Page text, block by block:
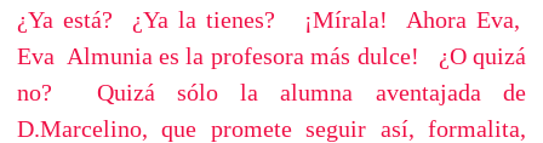
¿Ya está? ¿Ya la tienes? ¡Mírala! Ahora Eva,
Eva Almunia es la profesora más dulce! ¿O quizá
no? Quizá sólo la alumna aventajada de
D.Marcelino, que promete seguir así, formalita,